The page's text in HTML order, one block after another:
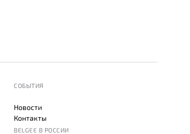
СОБЫТИЯ
Новости
Контакты
BELGEE В РОССИИ